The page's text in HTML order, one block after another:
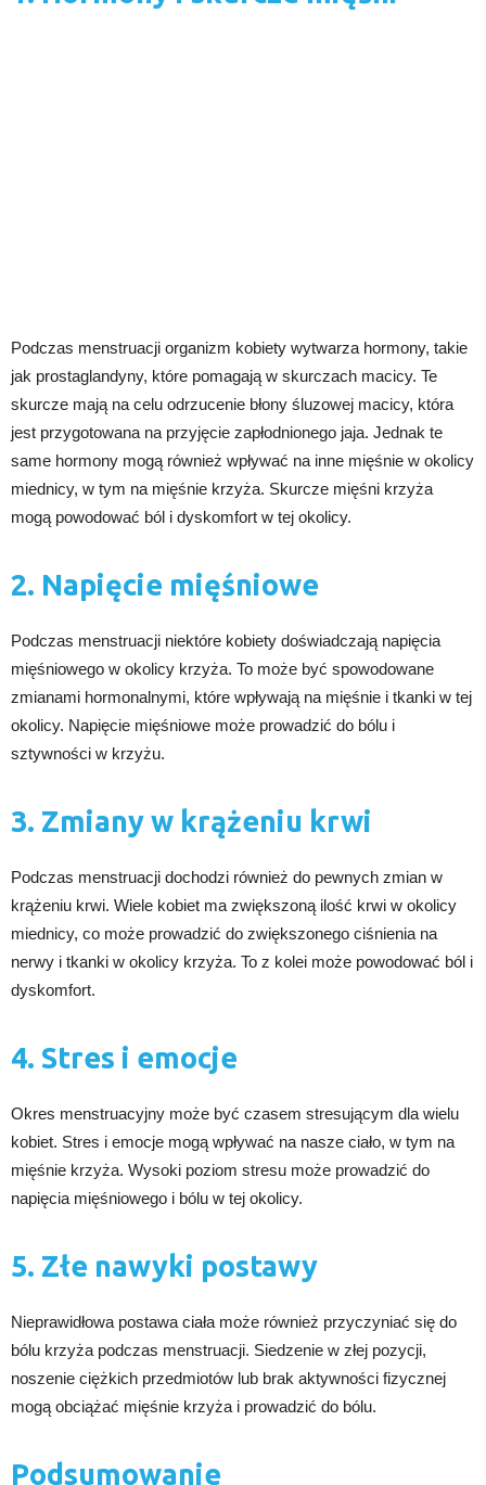
Podczas menstruacji organizm kobiety wytwarza hormony, takie
jak prostaglandyny, które pomagają w skurczach macicy. Te
skurcze mają na celu odrzucenie błony śluzowej macicy, która
jest przygotowana na przyjęcie zapłodnionego jaja. Jednak te
same hormony mogą również wpływać na inne mięśnie w okolicy
miednicy, w tym na mięśnie krzyża. Skurcze mięśni krzyża
mogą powodować ból i dyskomfort w tej okolicy.
2. Napięcie mięśniowe
Podczas menstruacji niektóre kobiety doświadczają napięcia
mięśniowego w okolicy krzyża. To może być spowodowane
zmianami hormonalnymi, które wpływają na mięśnie i tkanki w tej
okolicy. Napięcie mięśniowe może prowadzić do bólu i
sztywności w krzyżu.
3. Zmiany w krążeniu krwi
Podczas menstruacji dochodzi również do pewnych zmian w
krążeniu krwi. Wiele kobiet ma zwiększoną ilość krwi w okolicy
miednicy, co może prowadzić do zwiększonego ciśnienia na
nerwy i tkanki w okolicy krzyża. To z kolei może powodować ból i
dyskomfort.
4. Stres i emocje
Okres menstruacyjny może być czasem stresującym dla wielu
kobiet. Stres i emocje mogą wpływać na nasze ciało, w tym na
mięśnie krzyża. Wysoki poziom stresu może prowadzić do
napięcia mięśniowego i bólu w tej okolicy.
5. Złe nawyki postawy
Nieprawidłowa postawa ciała może również przyczyniać się do
bólu krzyża podczas menstruacji. Siedzenie w złej pozycji,
noszenie ciężkich przedmiotów lub brak aktywności fizycznej
mogą obciążać mięśnie krzyża i prowadzić do bólu.
Podsumowanie